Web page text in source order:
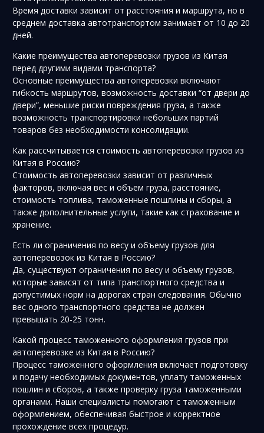
Время доставки зависит от расстояния и маршрута, но в
среднем доставка автотранспортом занимает от 10 до 20
дней.
Какие преимущества автоперевозки грузов из Китая
перед другими видами транспорта?
Основные преимущества автоперевозки включают
гибкость маршрутов, возможность доставки “от двери до
двери”, меньшие риски повреждения груза, а также
возможность транспортировки небольших партий
товаров без необходимости консолидации.
Как рассчитывается стоимость автоперевозки грузов из
Китая в Россию?
Стоимость автоперевозки зависит от различных
факторов, включая вес и объем груза, расстояние,
стоимость топлива, таможенные пошлины и сборы, а
также дополнительные услуги, такие как страхование и
хранение.
Есть ли ограничения по весу и объему грузов для
автоперевозок из Китая в Россию?
Да, существуют ограничения по весу и объему грузов,
которые зависят от типа транспортного средства и
допустимых норм на дорогах стран следования. Обычно
вес одного транспортного средства не должен
превышать 20-25 тонн.
Какой процесс таможенного оформления грузов при
автоперевозке из Китая в Россию?
Процесс таможенного оформления включает подготовку
и подачу необходимых документов, уплату таможенных
пошлин и сборов, а также проверку груза таможенными
органами. Наши специалисты помогают с таможенным
оформлением, обеспечивая быстрое и корректное
прохождение всех процедур.